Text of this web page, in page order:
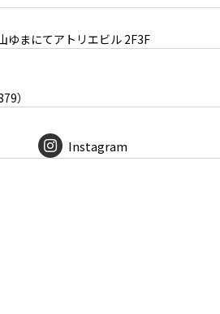
ゆまにてアトリエビル 2F3F
）
Instagram